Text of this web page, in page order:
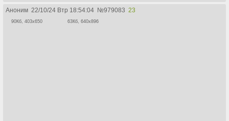
Аноним 22/10/24 Втр 18:54:04 №979083 23
90Кб, 403x650 63Кб, 640x896